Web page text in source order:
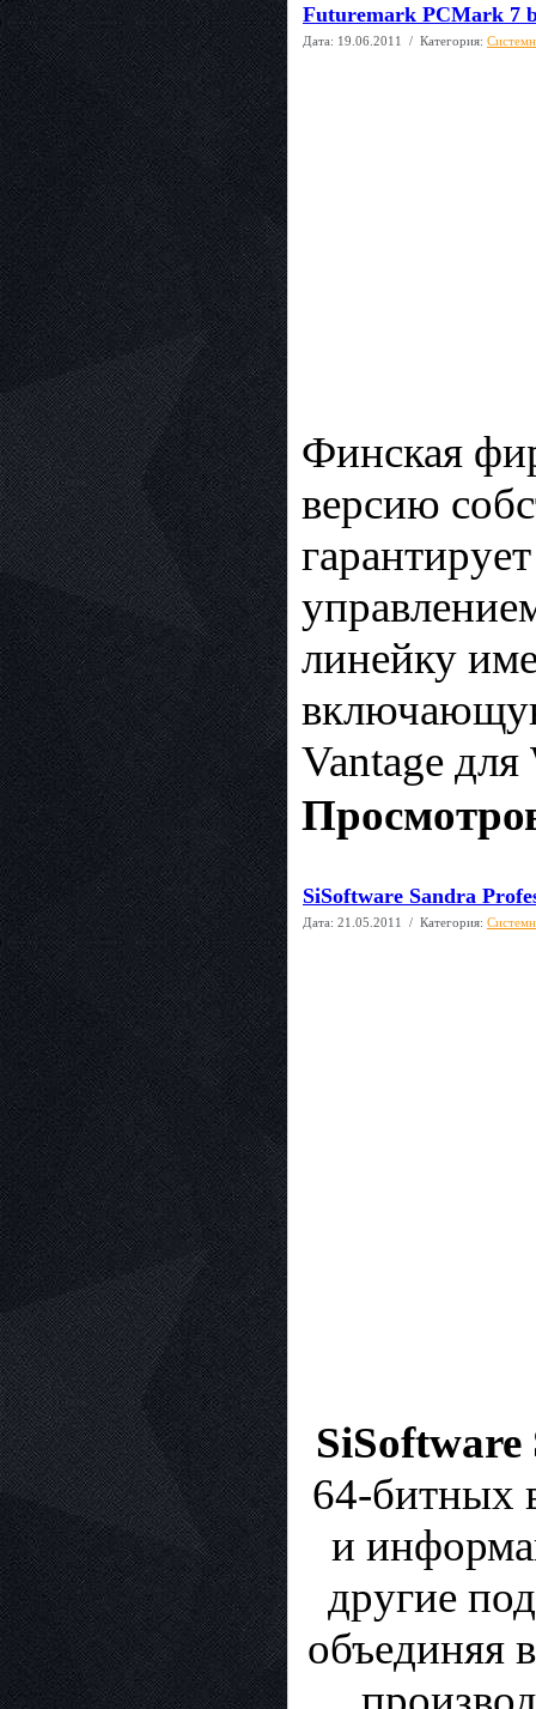
Futuremark PCMark 7
Дата: 19.06.2011 / Категория:
Финская
версию
линейку
Vantage
SiSoftware Sandra
Дата: 21.05.2011 / Категория:
SiSoftware
64-битных
и
другие
объединяя